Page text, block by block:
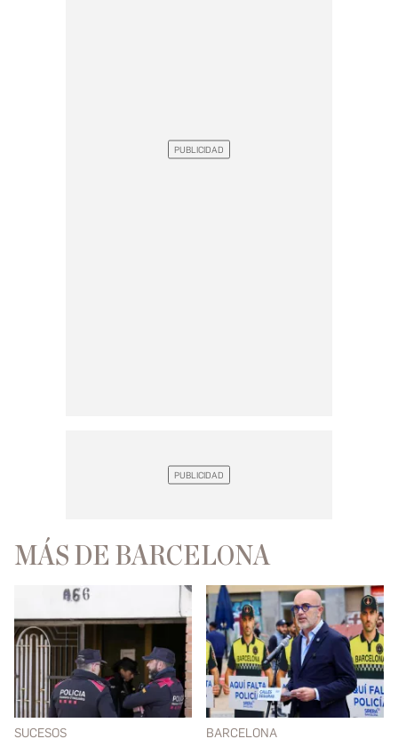
MÁS DE BARCELONA
SUCESOS BARCELONA